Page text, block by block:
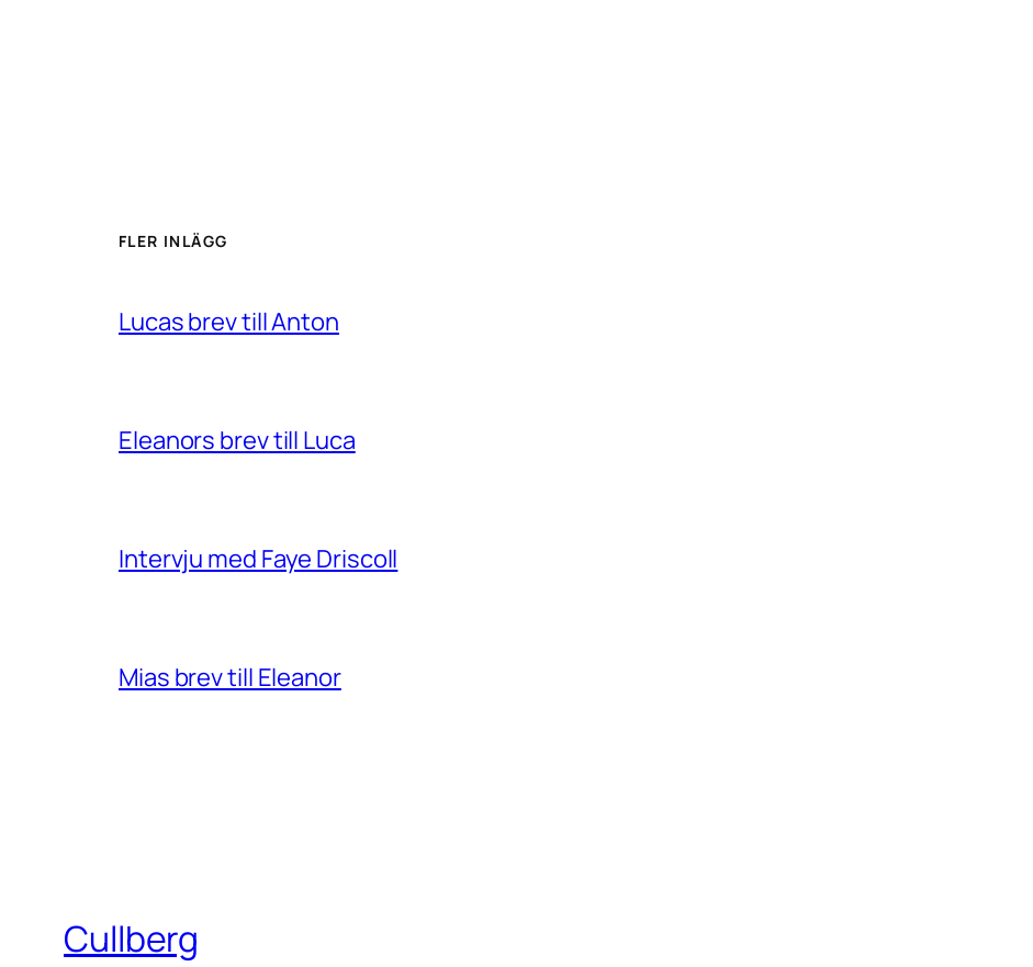
FLER INLÄGG
Lucas brev till Anton
Eleanors brev till Luca
Intervju med Faye Driscoll
Mias brev till Eleanor
Cullberg